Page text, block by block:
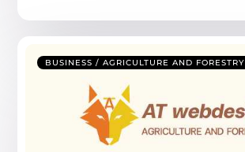
BUSINESS / AGRICULTURE AND FORESTRY